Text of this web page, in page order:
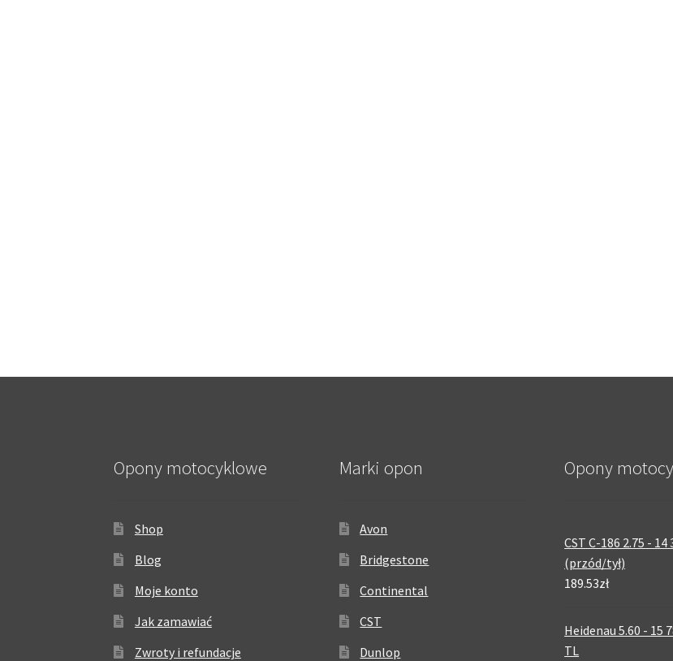
Opony motocyklowe
Shop
Blog
Moje konto
Jak zamawiać
Zwroty i refundacje
Marki opon
Avon
Bridgestone
Continental
CST
Dunlop
Opony
CST C-186 2.75 - 14
(przód/tył)
189.53zł
Heidenau 5.60 - 15
TL